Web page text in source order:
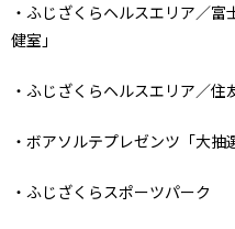
・ふじざくらヘルスエリア／
健室」
・ふじざくらヘルスエリア／
・ボアソルテプレゼンツ「大抽
・ふじざくらスポーツパーク